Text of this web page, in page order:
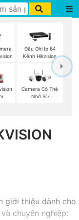
Đầu Ghi Ip 64
Kênh Hikvision
Camera Có Thẻ
Nhớ SD
giới thiệu dành cho
chuyên nghiệp: